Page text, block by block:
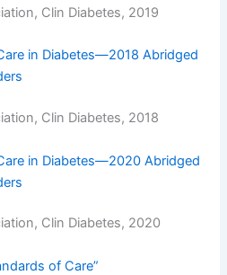
Clin Diabetes, 2019
in Diabetes—2018 Abridged
Clin Diabetes, 2018
in Diabetes—2020 Abridged
Clin Diabetes, 2020
of Care”